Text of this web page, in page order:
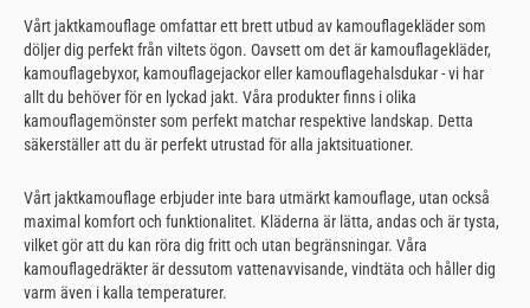
Vårt jaktkamouflage omfattar ett brett utbud av kamouflagekläder som
döljer dig perfekt från viltets ögon. Oavsett om det är kamouflagekläder,
kamouflagebyxor, kamouflagejackor eller kamouflagehalsdukar - vi har
allt du behöver för en lyckad jakt. Våra produkter finns i olika
kamouflagemönster som perfekt matchar respektive landskap. Detta
säkerställer att du är perfekt utrustad för alla jaktsituationer.
Vårt jaktkamouflage erbjuder inte bara utmärkt kamouflage, utan också
maximal komfort och funktionalitet. Kläderna är lätta, andas och är tysta,
vilket gör att du kan röra dig fritt och utan begränsningar. Våra
kamouflagedräkter är dessutom vattenavvisande, vindtäta och håller dig
varm även i kalla temperaturer.